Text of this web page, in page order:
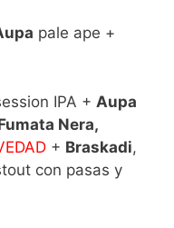
pale ape +
IPA + Aupa
Nera,
+ Braskadi,
con pasas y